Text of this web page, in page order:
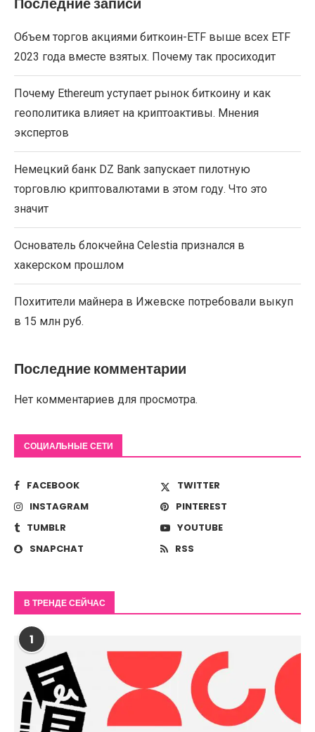
Объем торгов акциями биткоин-ETF выше всех ETF
2023 года вместе взятых. Почему так просиходит
Почему Ethereum уступает рынок биткоину и как
геополитика влияет на криптоактивы. Мнения
экспертов
Немецкий банк DZ Bank запускает пилотную
торговлю криптовалютами в этом году. Что это
значит
Основатель блокчейна Celestia признался в
хакерском прошлом
Похитители майнера в Ижевске потребовали выкуп
в 15 млн руб.
Последние комментарии
Нет комментариев для просмотра.
СОЦИАЛЬНЫЕ СЕТИ
FACEBOOK
TWITTER
INSTAGRAM
PINTEREST
TUMBLR
YOUTUBE
SNAPCHAT
RSS
В ТРЕНДЕ СЕЙЧАС
1